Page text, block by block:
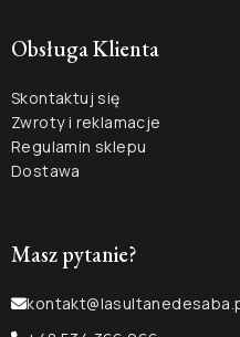
Obsługa Klienta
Skontaktuj się
Zwroty i reklamacje
Regulamin sklepu
Dostawa
Masz pytanie?